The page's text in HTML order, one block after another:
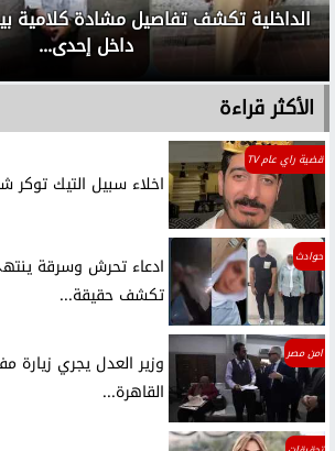
الداخلية تكشف تفاصيل مشادة كلامية
داخل إحدى...
الأكثر قراءة
قضية راي عام TV
اخلاء سبيل التيك
حوادث
ادعاء تحرش وسرقة
تكشف حقيقة...
امن مصر
وزير العدل يجري زيارة
القاهرة...